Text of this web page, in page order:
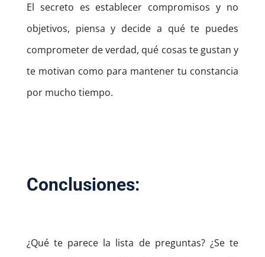
El secreto es establecer compromisos y no
objetivos, piensa y decide a qué te puedes
comprometer de verdad, qué cosas te gustan y
te motivan como para mantener tu constancia
por mucho tiempo.
Conclusiones:
¿Qué te parece la lista de preguntas? ¿Se te